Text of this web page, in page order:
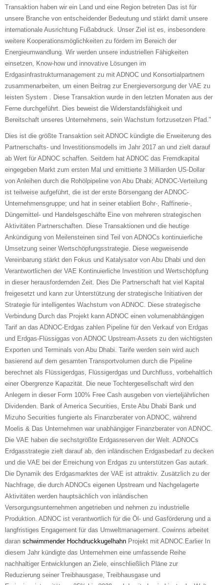
Transaktion haben wir ein Land und eine Region betreten Das ist für
unsere Branche von entscheidender Bedeutung und stärkt damit unsere
internationale Ausrichtung Fußabdruck. Unser Ziel ist es, insbesondere
weitere Kooperationsmöglichkeiten zu fördern im Bereich der
Energieumwandlung. Wir werden unsere industriellen Fähigkeiten
einsetzen, Know-how und innovative Lösungen im
Erdgasinfrastrukturmanagement zu mit ADNOC und Konsortialpartnern
zusammenarbeiten, um einen Beitrag zur Energieversorgung der VAE zu
leisten System . Diese Transaktion wurde in den letzten Monaten aus der
Ferne durchgeführt. Dies beweist die Widerstandsfähigkeit und
Bereitschaft unseres Unternehmens, sein Wachstum fortzusetzen Pfad."
Dies ist die größte Transaktion seit ADNOC kündigte die Erweiterung des
Partnerschafts- und Investitionsmodells im Jahr 2017 an und zielt darauf
ab Wert für ADNOC schaffen. Seitdem hat ADNOC das Fremdkapital
eingegeben Markt zum ersten Mal und emittierte 3 Milliarden US-Dollar
von Anleihen durch die Rohölpipeline von Abu Dhabi; ADNOC-Verteilung
ist teilweise aufgeführt, die ist der erste Börsengang der ADNOC-
Unternehmensgruppe; und hat in seiner etabliert Bohr-, Raffinerie-,
Düngemittel- und Handelsgeschäfte Eine von mehreren strategischen
Aktivitäten Partnerschaften. Diese Transaktionen und die heutige
Ankündigung von Meilensteinen sind Teil von ADNOCs kontinuierliche
Umsetzung seiner Wertschöpfungsstrategie. Diese wegweisende
Vereinbarung stärkt den Fokus und Katalysator von Abu Dhabi und den
Verantwortlichen der VAE Kontinuierliche Investition und Wertschöpfung
in dieser herausfordernden Zeit. Dies Die Partnerschaft hat viel Kapital
freigesetzt und kann zur Unterstützung der strategische Initiativen der
Strategie für intelligentes Wachstum von ADNOC. Diese strategische
Verbindung Durch das Projekt kann ADNOC einen volumenabhängigen
Tarif an das ADNOC-Erdgas zahlen Pipeline für den Verkauf von Erdgas
und Erdgas-Flüssiggas von ADNOC Upstream-Assets zu den wichtigsten
Exporten und Terminals von Abu Dhabi. Tarife werden sein wird auch
basierend auf dem gesamten Transportvolumen durch die Pipeline
berechnet als Flüssigerdgas, Flüssigerdgas und Durchfluss, vorbehaltlich
einer Obergrenze Kapazität. Die neue Tochtergesellschaft wird den
Anlegern in dieser Form 100% Free Cash ausgeben von vierteljährlichen
Dividenden. Bank of America Securities, Erste Abu Dhabi Bank und
Mizuho Securities fungierte als Finanzberater von ADNOC, während
Moelis & Das Unternehmen war unabhängiger Finanzberater von ADNOC.
Die VAE haben die sechstgrößte Erdgasreserven der Welt. ADNOCs
Erdgasstrategie zielt darauf ab, den inländischen Erdgasbedarf zu decken
und die VAE bei der Erreichung von Erdgas zu unterstützen Gas autark.
Die Dynamik des Erdgasmarktes der VAE ist attraktiv. Zusätzlich zu der
Nachfrage, die durch ADNOCs eigenen Upstream und Nachgelagerte
Aktivitäten werden hauptsächlich von inländischen
Versorgungsunternehmen angetrieben und nehmen zu industrielle
Produktion. ADNOC ist verantwortlich für die Öl- und Gasförderung und a
langfristiges Engagement für das Umweltmanagement. Cowinns arbeitet
daran schwimmender Hochdruckkugelhahn Projekt mit ADNOC.Earlier In
diesem Jahr kündigte das Unternehmen eine umfassende Reihe
nachhaltiger Entwicklungen an Ziele, einschließlich Pläne zur
Reduzierung seiner Treibhausgase, Treibhausgase und